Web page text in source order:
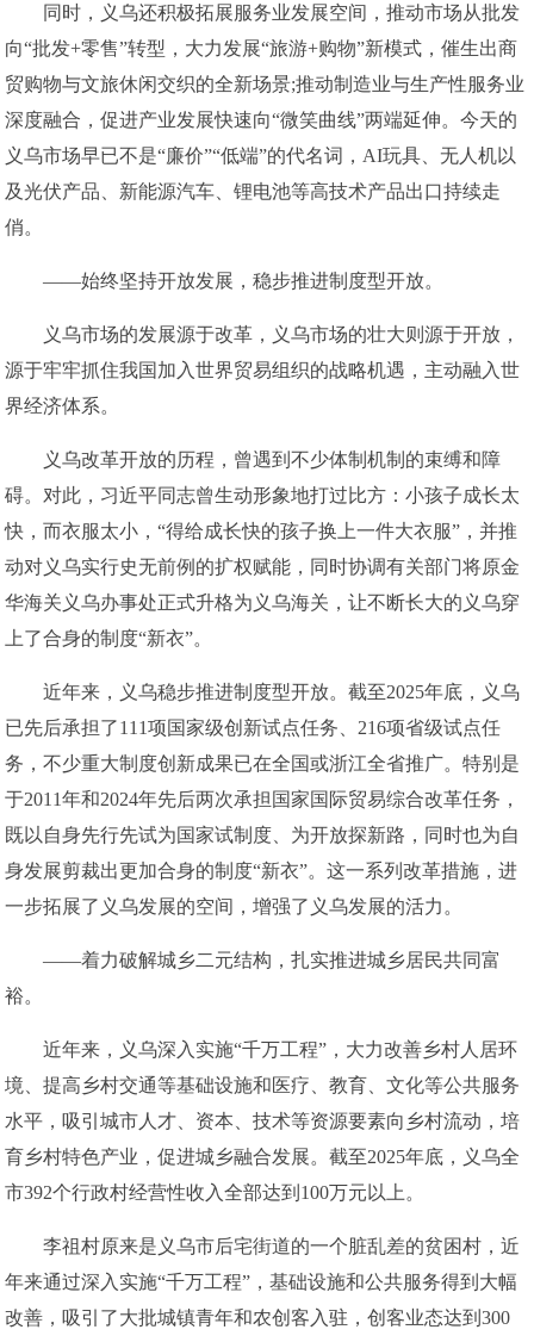
同时，义乌还积极拓展服务业发展空间，推动市场从批发
向“批发+零售”转型，大力发展“旅游+购物”新模式，催生出商
贸购物与文旅休闲交织的全新场景;推动制造业与生产性服务业
深度融合，促进产业发展快速向“微笑曲线”两端延伸。今天的
义乌市场早已不是“廉价”“低端”的代名词，AI玩具、无人机以
及光伏产品、新能源汽车、锂电池等高技术产品出口持续走
俏。
——始终坚持开放发展，稳步推进制度型开放。
义乌市场的发展源于改革，义乌市场的壮大则源于开放，
源于牢牢抓住我国加入世界贸易组织的战略机遇，主动融入世
界经济体系。
义乌改革开放的历程，曾遇到不少体制机制的束缚和障
碍。对此，习近平同志曾生动形象地打过比方：小孩子成长太
快，而衣服太小，“得给成长快的孩子换上一件大衣服”，并推
动对义乌实行史无前例的扩权赋能，同时协调有关部门将原金
华海关义乌办事处正式升格为义乌海关，让不断长大的义乌穿
上了合身的制度“新衣”。
近年来，义乌稳步推进制度型开放。截至2025年底，义乌
已先后承担了111项国家级创新试点任务、216项省级试点任
务，不少重大制度创新成果已在全国或浙江全省推广。特别是
于2011年和2024年先后两次承担国家国际贸易综合改革任务，
既以自身先行先试为国家试制度、为开放探新路，同时也为自
身发展剪裁出更加合身的制度“新衣”。这一系列改革措施，进
一步拓展了义乌发展的空间，增强了义乌发展的活力。
——着力破解城乡二元结构，扎实推进城乡居民共同富
裕。
近年来，义乌深入实施“千万工程”，大力改善乡村人居环
境、提高乡村交通等基础设施和医疗、教育、文化等公共服务
水平，吸引城市人才、资本、技术等资源要素向乡村流动，培
育乡村特色产业，促进城乡融合发展。截至2025年底，义乌全
市392个行政村经营性收入全部达到100万元以上。
李祖村原来是义乌市后宅街道的一个脏乱差的贫困村，近
年来通过深入实施“千万工程”，基础设施和公共服务得到大幅
改善，吸引了大批城镇青年和农创客入驻，创客业态达到300